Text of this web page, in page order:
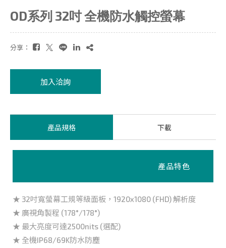
OD系列 32吋 全機防水觸控螢幕
分享：
加入洽詢
產品規格 下載
產品特色
★ 32吋寬螢幕工規等級面板，1920x1080 (FHD) 解析度
★ 廣視角製程 (178°/178°)
★ 最大亮度可達2500nits (選配)
★ 全機IP68/69K防水防塵